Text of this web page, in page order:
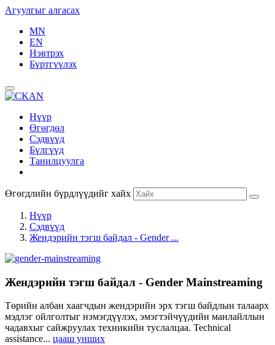
Агуулгыг алгасах
MN
EN
Нэвтрэх
Бүртгүүлэх
Нүүр
Өгөгдөл
Сэдвүүд
Бүлгүүд
Танилцуулга
Өгөгдлийн бүрдлүүдийг хайх
Нүүр
Сэдвүүд
Жендэрийн тэгш байдал - Gender ...
Жендэрийн тэгш байдал - Gender Mainstreaming
Төрийн албан хаагчдын жендэрийн эрх тэгш байдлын талаарх
мэдлэг ойлголтыг нэмэгдүүлэх, эмэгтэйчүүдийн манлайллын
чадавхыг сайжруулах техникийн туслалцаа. Technical
assistance... цааш унших